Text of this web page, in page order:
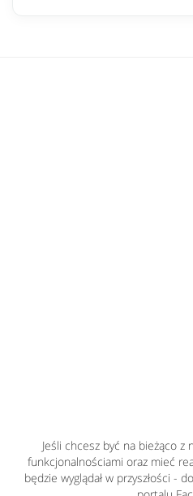
Jeśli chcesz być na bieżąco z
funkcjonalnościami oraz mieć
będzie wyglądał w przyszłości -